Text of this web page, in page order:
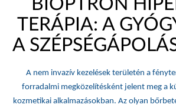
BIOPTRON
TERÁPIA: A
A
A nem invazív kezelések területén a
forradalmi megközelítésként jelent meg a
kozmetikai alkalmazásokban. Az olyan